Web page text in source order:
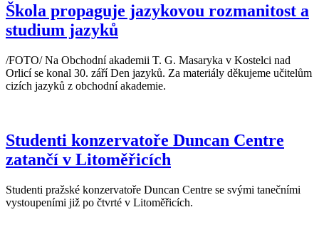
Škola propaguje jazykovou rozmanitost a
studium jazyků
/FOTO/ Na Obchodní akademii T. G. Masaryka v Kostelci nad
Orlicí se konal 30. září Den jazyků. Za materiály děkujeme učitelům
cizích jazyků z obchodní akademie.
Studenti konzervatoře Duncan Centre
zatančí v Litoměřicích
Studenti pražské konzervatoře Duncan Centre se svými tanečními
vystoupeními již po čtvrté v Litoměřicích.